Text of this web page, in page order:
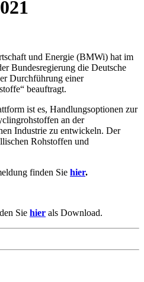
und Energie (BMWi) hat im
Bundesregierung die Deutsche
Durchführung einer
beauftragt.
ist es, Handlungsoptionen zur
an der
Industrie zu entwickeln. Der
Rohstoffen und
finden Sie hier.
Sie hier als Download.